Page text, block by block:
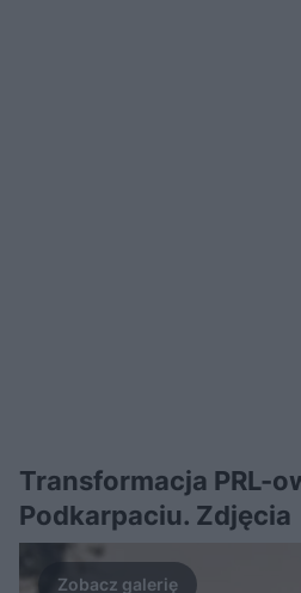
Transformacja PRL-
Podkarpaciu. Zdjęcia